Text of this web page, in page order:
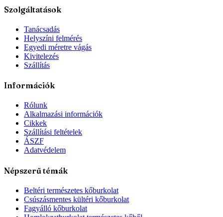
Szolgáltatások
Tanácsadás
Helyszíni felmérés
Egyedi méretre vágás
Kivitelezés
Szállítás
Információk
Rólunk
Alkalmazási információk
Cikkek
Szállítási feltételek
ÁSZF
Adatvédelem
Népszerű témák
Beltéri természetes kőburkolat
Csúszásmentes kültéri kőburkolat
Fagyálló kőburkolat